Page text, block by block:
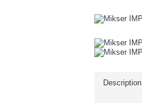
Description